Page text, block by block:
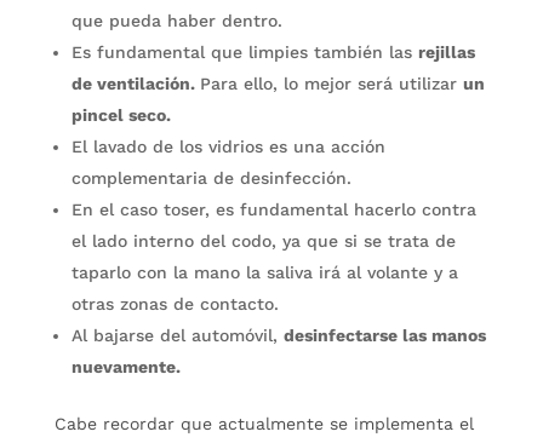
que pueda haber dentro.
Es fundamental que limpies también las rejillas
de ventilación. Para ello, lo mejor será utilizar un
pincel seco.
El lavado de los vidrios es una acción
complementaria de desinfección.
En el caso toser, es fundamental hacerlo contra
el lado interno del codo, ya que si se trata de
taparlo con la mano la saliva irá al volante y a
otras zonas de contacto.
Al bajarse del automóvil, desinfectarse las manos
nuevamente.
Cabe recordar que actualmente se implementa el